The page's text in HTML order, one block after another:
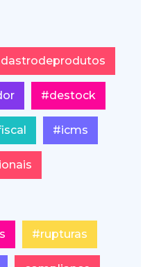
#destock
#icms
#rupturas